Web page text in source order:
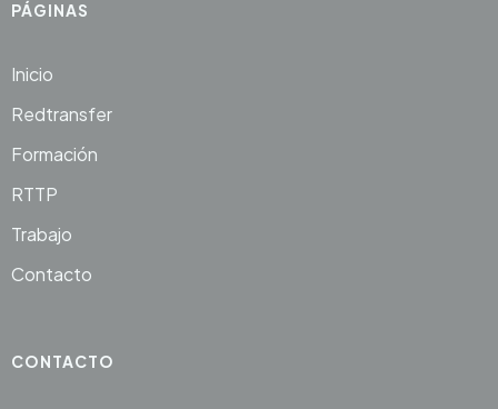
PÁGINAS
Inicio
Redtransfer
Formación
RTTP
Trabajo
Contacto
CONTACTO